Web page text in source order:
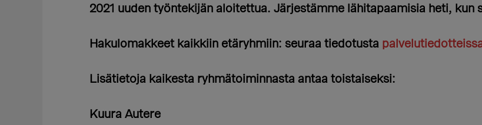
2021 uuden työntekijän aloitettua. Järjestämme lähitapaamisia heti, kun
Hakulomakkeet kaikkiin etäryhmiin: seuraa tiedotusta
Lisätietoja kaikesta ryhmätoiminnasta antaa toistaiseksi:
Kuura Autere